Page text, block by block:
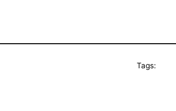
Tags: